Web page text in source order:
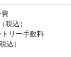
込）
リー手数料
込）